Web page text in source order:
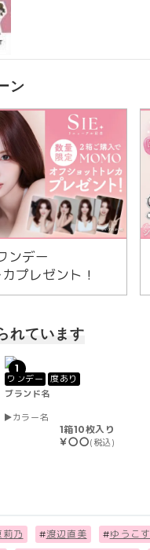
ン
ンデー
プレゼント！
れています
1
ワンデー
度あり
ブランド名
カラー名
1箱10枚入り
￥〇〇(税込)
莉乃 #渡辺直美 #ゆうこす